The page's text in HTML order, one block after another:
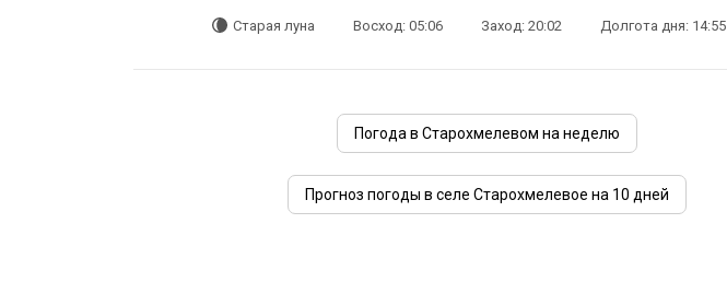
Старая луна Восход: 05:06 Заход: 20:02 Долгота дня: 14:55
Погода в Старохмелевом на неделю
Прогноз погоды в селе Старохмелевое на 10 дней